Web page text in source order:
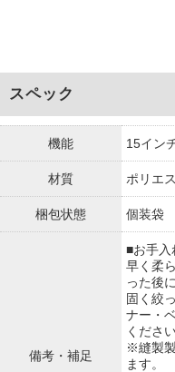
スペック
機能 15イン
材質 ポリエ
梱包状態 個装袋
備考・補足
■お手入
早く柔
った後
固く絞
ナー・
くださ
※縫製
ます。